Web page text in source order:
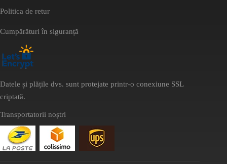
Politica de retur
Cumpărături în siguranță
Datele și plățile dvs. sunt protejate printr-o conexiune SSL
criptată.
Transportatorii noștri